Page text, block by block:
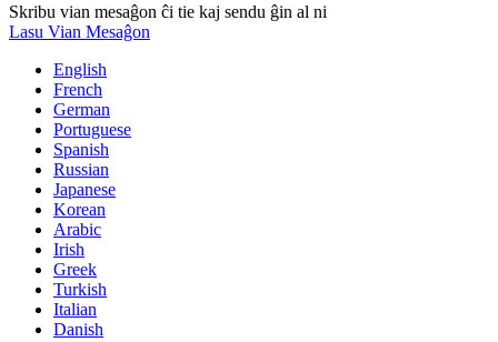
Skribu vian mesaĝon ĉi tie kaj sendu ĝin al ni
Lasu Vian Mesaĝon
English
French
German
Portuguese
Spanish
Russian
Japanese
Korean
Arabic
Irish
Greek
Turkish
Italian
Danish